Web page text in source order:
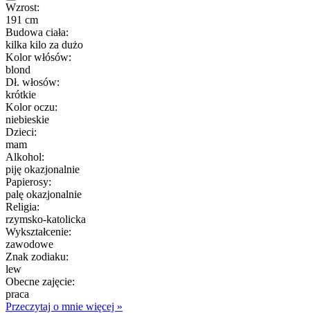
Wzrost:
191 cm
Budowa ciała:
kilka kilo za dużo
Kolor włósów:
blond
Dł. włosów:
krótkie
Kolor oczu:
niebieskie
Dzieci:
mam
Alkohol:
piję okazjonalnie
Papierosy:
palę okazjonalnie
Religia:
rzymsko-katolicka
Wykształcenie:
zawodowe
Znak zodiaku:
lew
Obecne zajęcie:
praca
Przeczytaj o mnie więcej »